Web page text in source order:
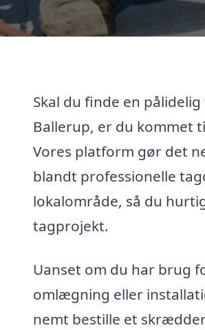
Skal du finde en
Ballerup, er du kommet
Vores platform gør det
blandt professionelle
lokalområde, så du
tagprojekt.
Uanset om du har brug
omlægning eller
nemt bestille et